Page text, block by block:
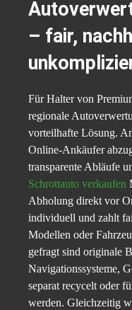
– fair,
Für Halter von
regionale
vorteilhafte Lösung.
Online-Ankäufer
transparente Abläufe
Schrottauto verkaufen
Abholung direkt vor
individuell und zahlt
Modellen oder
gefragt sind originale
Navigationssysteme,
separat recycelt oder
werden. Gleichzeitig